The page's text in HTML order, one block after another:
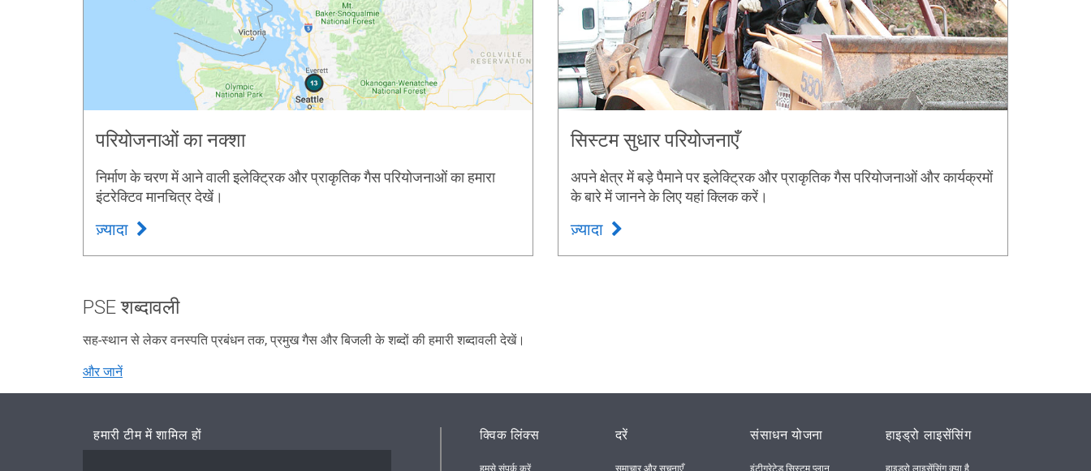
परियोजनाओं का नक्शा
निर्माण के चरण में आने वाली इलेक्ट्रिक और प्राकृतिक गैस परियोजनाओं का हमारा
इंटरेक्टिव मानचित्र देखें।
ज़्यादा
सिस्टम सुधार परियोजनाएँ
अपने क्षेत्र में बड़े पैमाने पर इलेक्ट्रिक और प्राकृतिक गैस परियोजनाओं और कार्यक्रमों
के बारे में जानने के लिए यहां क्लिक करें।
ज़्यादा
PSE शब्दावली
सह-स्थान से लेकर वनस्पति प्रबंधन तक, प्रमुख गैस और बिजली के शब्दों की हमारी शब्दावली देखें।
और जानें
हमारी टीम में शामिल हों क्विक लिंक्स
हमसे संपर्क करें
दरें
समाचार और सूचनाएँ
संसाधन योजना
इंटीग्रेटेड सिस्टम प्लान
हाइड्रो लाइसेंसिंग
हाइड्रो लाइसेंसिंग क्या है